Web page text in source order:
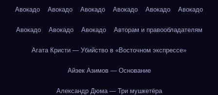
Авокадо Авокадо Авокадо Авокадо Авокадо Авокадо
Авокадо Авокадо Авокадо Авторам и правообладателям
Агата Кристи — Убийство в «Восточном экспрессе»
Айзек Азимов — Основание
Александр Дюма — Три мушкетёра